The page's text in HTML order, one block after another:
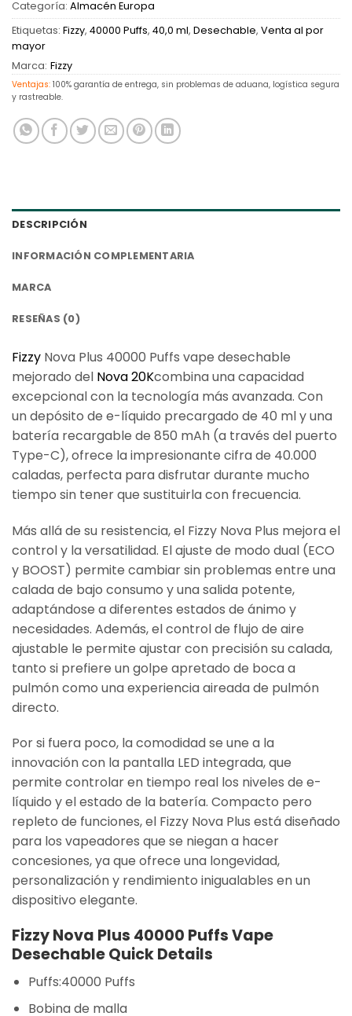
Categoría: Almacén Europa
Etiquetas: Fizzy, 40000 Puffs, 40,0 ml, Desechable, Venta al por
mayor
Marca: Fizzy
Ventajas: 100% garantía de entrega, sin problemas de aduana, logística segura
y rastreable.
DESCRIPCIÓN
INFORMACIÓN COMPLEMENTARIA
MARCA
RESEÑAS (0)
Fizzy Nova Plus 40000 Puffs vape desechable
mejorado del Nova 20Kcombina una capacidad
excepcional con la tecnología más avanzada. Con
un depósito de e-líquido precargado de 40 ml y una
batería recargable de 850 mAh (a través del puerto
Type-C), ofrece la impresionante cifra de 40.000
caladas, perfecta para disfrutar durante mucho
tiempo sin tener que sustituirla con frecuencia.
Más allá de su resistencia, el Fizzy Nova Plus mejora el
control y la versatilidad. El ajuste de modo dual (ECO
y BOOST) permite cambiar sin problemas entre una
calada de bajo consumo y una salida potente,
adaptándose a diferentes estados de ánimo y
necesidades. Además, el control de flujo de aire
ajustable le permite ajustar con precisión su calada,
tanto si prefiere un golpe apretado de boca a
pulmón como una experiencia aireada de pulmón
directo.
Por si fuera poco, la comodidad se une a la
innovación con la pantalla LED integrada, que
permite controlar en tiempo real los niveles de e-
líquido y el estado de la batería. Compacto pero
repleto de funciones, el Fizzy Nova Plus está diseñado
para los vapeadores que se niegan a hacer
concesiones, ya que ofrece una longevidad,
personalización y rendimiento inigualables en un
dispositivo elegante.
Fizzy Nova Plus 40000 Puffs Vape
Desechable Quick Details
Puffs:40000 Puffs
Bobina de malla